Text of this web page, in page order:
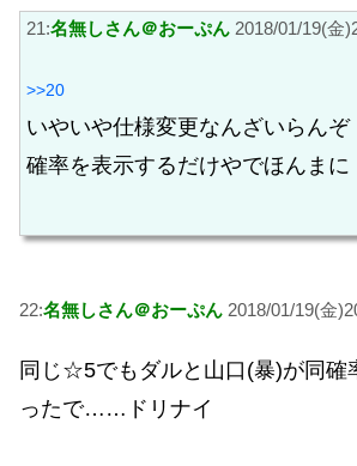
21:名無しさん＠おーぷん 2018/01/19(金
>>20
いやいや仕様変更なんざいらんぞ
確率を表示するだけやでほんまに
22:名無しさん＠おーぷん 2018/01/19(金
同じ☆5でもダルと山口(暴)が同確
ったで……ドリナイ